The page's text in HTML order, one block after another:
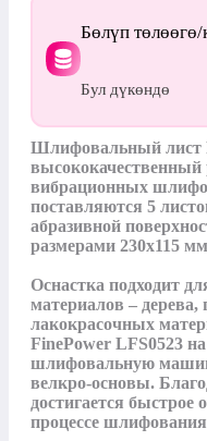
Бөлүп төлөөгө/
Бул дүкөндө
Шлифовальный лист
высококачественный
вибрационных
поставляются 5
абразивной
размерами 230x115
Оснастка подходит
материалов –
лакокрасочных
FinePower LFS0523
шлифовальную
велкро-основы.
достигается быстрое
процессе